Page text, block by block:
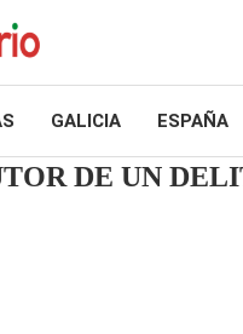
GALICIA ESPAÑA
DE UN